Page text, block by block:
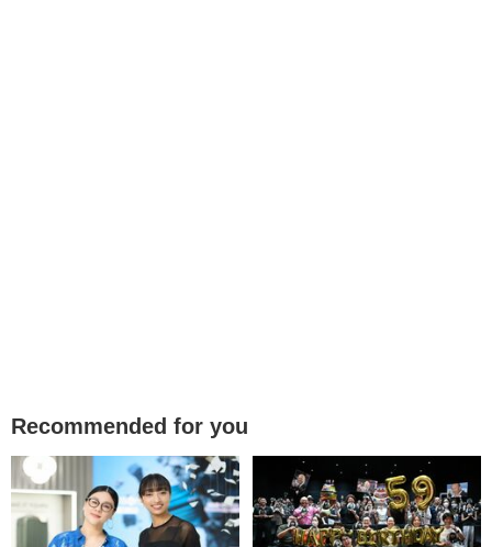
Recommended for you